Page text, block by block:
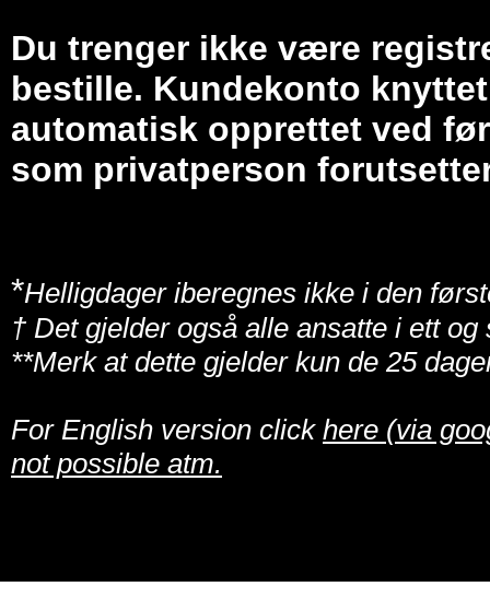
Du trenger ikke være
bestille. Kundekonto
automatisk opprettet ved
som privatperson
*Helligdager iberegnes ikke i den
† Det gjelder også alle ansatte i ett
**Merk at dette gjelder kun de 25
For English version click here (via
not possible atm.